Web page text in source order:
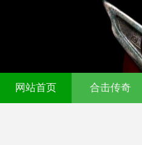
网站首页 合击传奇